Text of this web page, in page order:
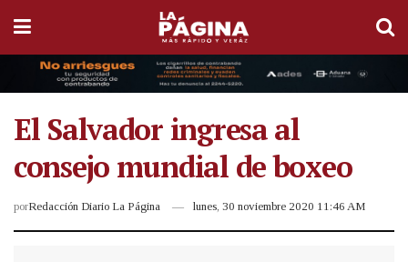
El Salvador ingresa al
consejo mundial de boxeo
porRedacción Diario La Página lunes, 30 noviembre 2020 11:46 AM